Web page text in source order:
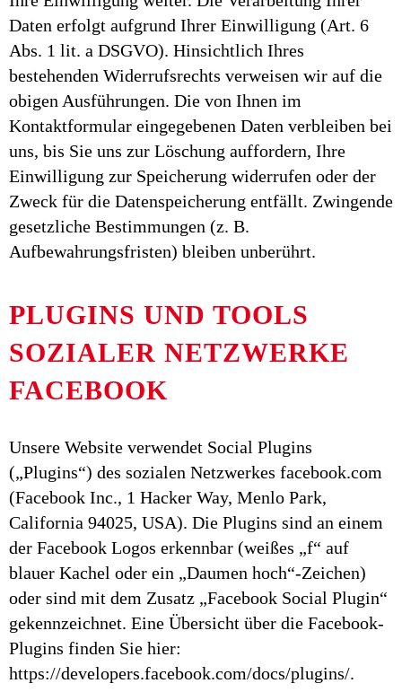
Daten erfolgt aufgrund Ihrer Einwilligung (Art. 6
Abs. 1 lit. a DSGVO). Hinsichtlich Ihres
bestehenden Widerrufsrechts verweisen wir auf die
obigen Ausführungen. Die von Ihnen im
Kontaktformular eingegebenen Daten verbleiben bei
uns, bis Sie uns zur Löschung auffordern, Ihre
Einwilligung zur Speicherung widerrufen oder der
Zweck für die Datenspeicherung entfällt. Zwingende
gesetzliche Bestimmungen (z. B.
Aufbewahrungsfristen) bleiben unberührt.
PLUGINS UND TOOLS
SOZIALER NETZWERKE
FACEBOOK
Unsere Website verwendet Social Plugins
(„Plugins“) des sozialen Netzwerkes facebook.com
(Facebook Inc., 1 Hacker Way, Menlo Park,
California 94025, USA). Die Plugins sind an einem
der Facebook Logos erkennbar (weißes „f“ auf
blauer Kachel oder ein „Daumen hoch“-Zeichen)
oder sind mit dem Zusatz „Facebook Social Plugin“
gekennzeichnet. Eine Übersicht über die Facebook-
Plugins finden Sie hier:
https://developers.facebook.com/docs/plugins/.